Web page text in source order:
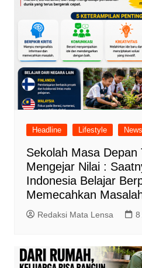
Headline Lifestyle News
Sekolah Masa Depan
Mengejar Nilai :
Indonesia Belajar
Memecahkan
Redaksi Mata Lensa 8